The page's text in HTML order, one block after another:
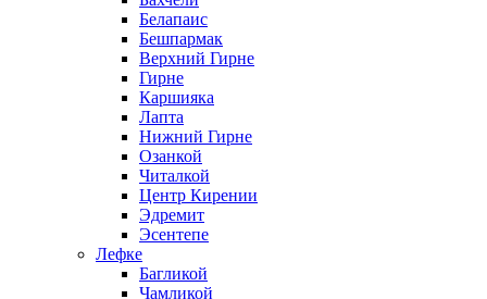
Белапаис
Бешпармак
Верхний Гирне
Гирне
Каршияка
Лапта
Нижний Гирне
Озанкой
Читалкой
Центр Кирении
Эдремит
Эсентепе
Лефке
Багликой
Чамликой